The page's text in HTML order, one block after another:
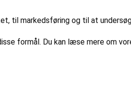
til markedsføring og til at
formål. Du kan læse mere om